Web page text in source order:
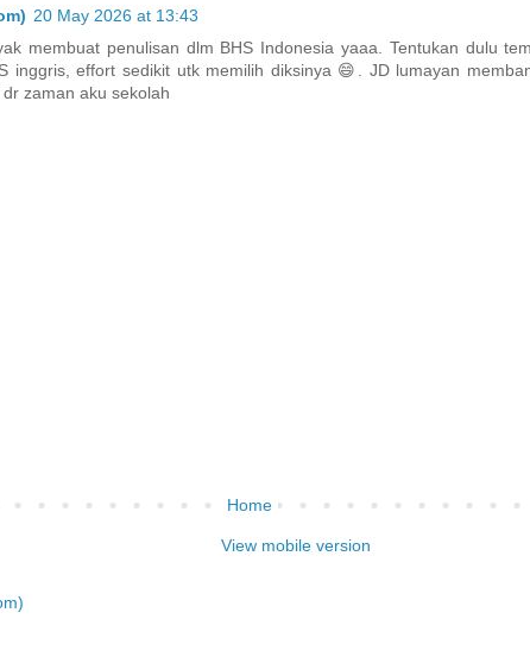
20 May 2026 at 13:43
membuat penulisan dlm BHS Indonesia yaaa. Tentukan dulu
inggris, effort sedikit utk memilih diksinya 😄. JD lumayan
zaman aku sekolah
Home
View mobile version